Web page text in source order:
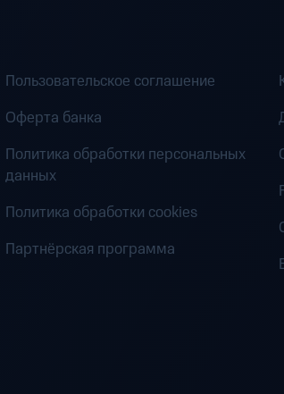
Пользовательское соглашение
Оферта банка
Политика обработки персональных
данных
Политика обработки cookies
Партнёрская программа